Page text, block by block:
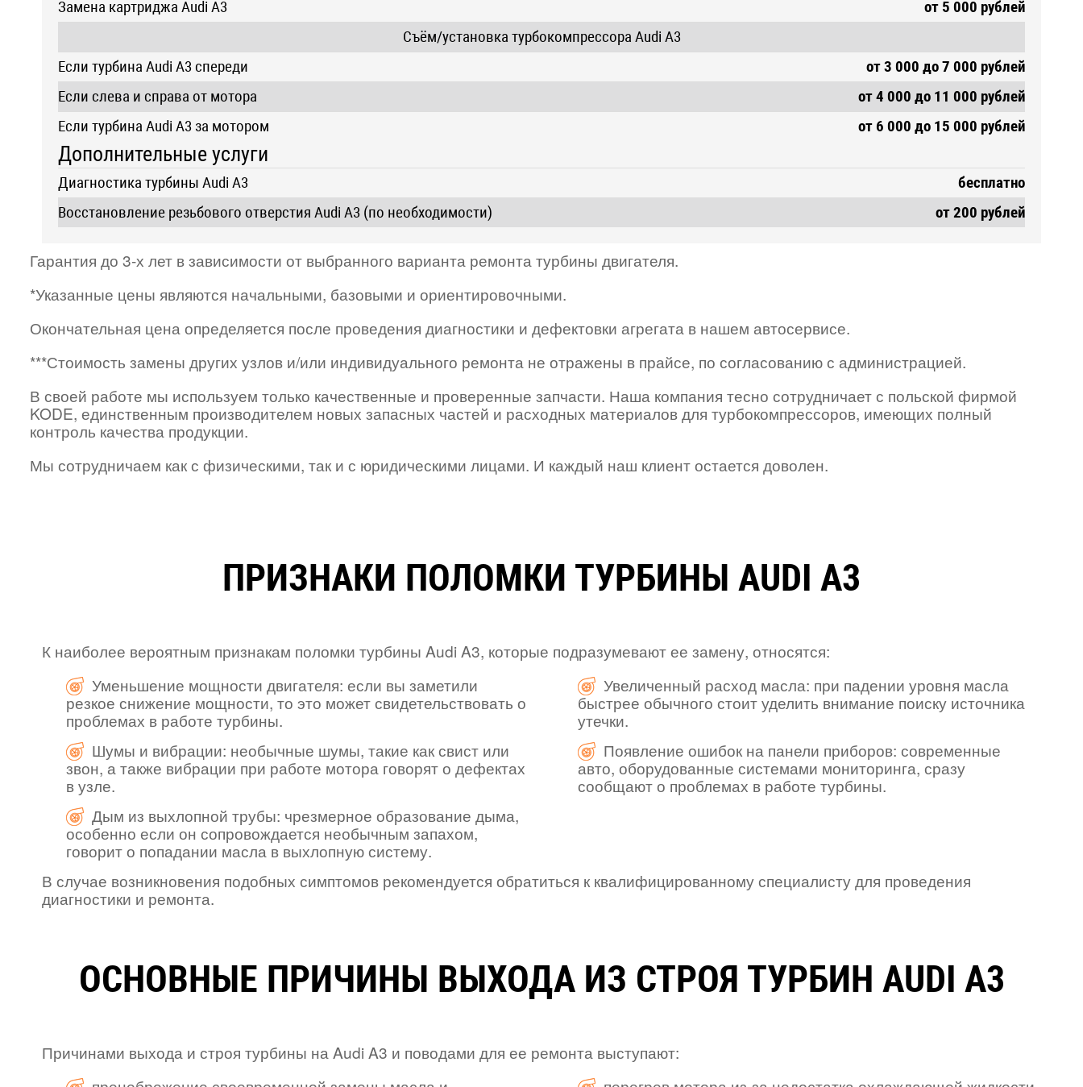
Замена картриджа Audi A3
от 5 000 рублей
Съём/установка турбокомпрессора Audi A3
Если турбина Audi A3 спереди
от 3 000 до 7 000 рублей
Если слева и справа от мотора
от 4 000 до 11 000 рублей
Если турбина Audi A3 за мотором
от 6 000 до 15 000 рублей
Дополнительные услуги
Диагностика турбины Audi A3
бесплатно
Восстановление резьбового отверстия Audi A3 (по необходимости)
от 200 рублей
Гарантия до 3-х лет в зависимости от выбранного варианта ремонта турбины двигателя.
*Указанные цены являются начальными, базовыми и ориентировочными.
Окончательная цена определяется после проведения диагностики и дефектовки агрегата в нашем автосервисе.
***Стоимость замены других узлов и/или индивидуального ремонта не отражены в прайсе, по согласованию с администрацией.
В своей работе мы используем только качественные и проверенные запчасти. Наша компания тесно сотрудничает с польской фирмой
KODE, единственным производителем новых запасных частей и расходных материалов для турбокомпрессоров, имеющих полный
контроль качества продукции.
Мы сотрудничаем как с физическими, так и с юридическими лицами. И каждый наш клиент остается доволен.
ПРИЗНАКИ ПОЛОМКИ ТУРБИНЫ AUDI A3
К наиболее вероятным признакам поломки турбины Audi A3, которые подразумевают ее замену, относятся:
Уменьшение мощности двигателя: если вы заметили
резкое снижение мощности, то это может свидетельствовать о
проблемах в работе турбины.
Шумы и вибрации: необычные шумы, такие как свист или
звон, а также вибрации при работе мотора говорят о дефектах
в узле.
Дым из выхлопной трубы: чрезмерное образование дыма,
особенно если он сопровождается необычным запахом,
говорит о попадании масла в выхлопную систему.
Увеличенный расход масла: при падении уровня масла
быстрее обычного стоит уделить внимание поиску источника
утечки.
Появление ошибок на панели приборов: современные
авто, оборудованные системами мониторинга, сразу
сообщают о проблемах в работе турбины.
В случае возникновения подобных симптомов рекомендуется обратиться к квалифицированному специалисту для проведения
диагностики и ремонта.
ОСНОВНЫЕ ПРИЧИНЫ ВЫХОДА ИЗ СТРОЯ ТУРБИН AUDI A3
Причинами выхода и строя турбины на Audi A3 и поводами для ее ремонта выступают: